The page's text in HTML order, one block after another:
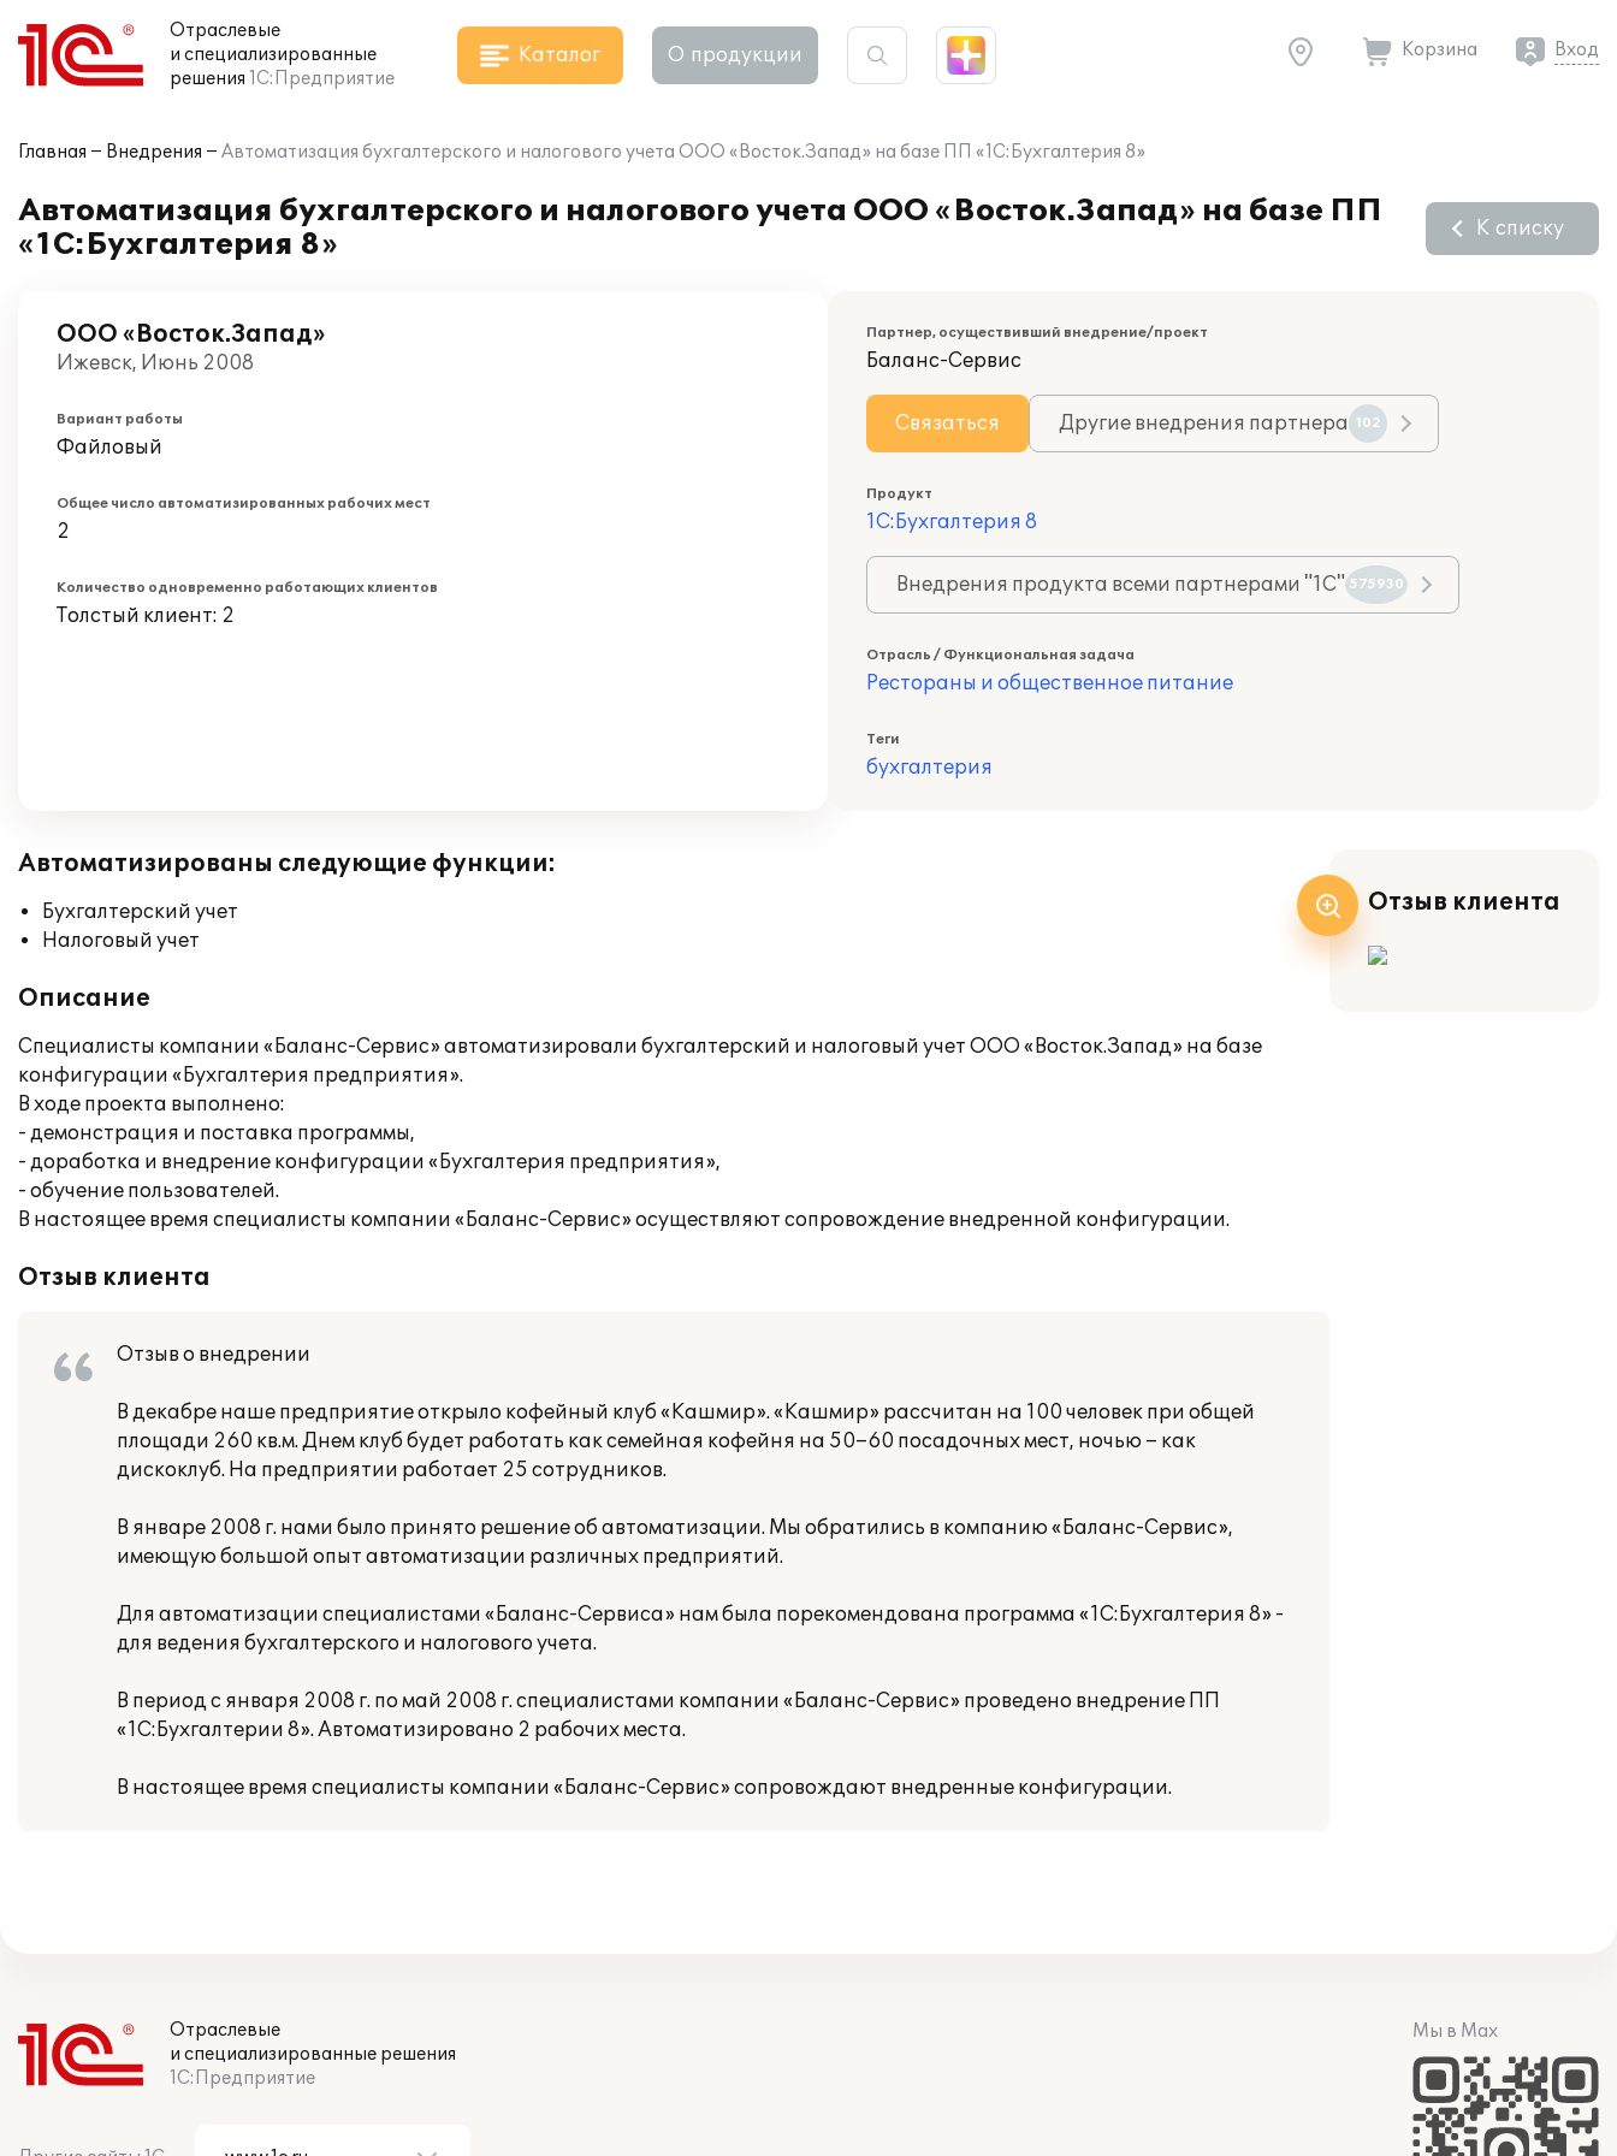
Отраслевые
и специализированные
решения 1С:Предприятие
Каталог О продукции Корзина Вход
Главная Внедрения Автоматизация бухгалтерского и налогового учета ООО «Восток.Запад» на базе ПП «1С:Бухгалтерия 8»
Автоматизация бухгалтерского и налогового учета ООО «Восток.Запад» на базе ПП
«1С:Бухгалтерия 8»
К списку
ООО «Восток.Запад»
Ижевск, Июнь 2008
Вариант работы
Файловый
Общее число автоматизированных рабочих мест
2
Количество одновременно работающих клиентов
Толстый клиент: 2
Партнер, осуществивший внедрение/проект
Баланс-Сервис
Связаться Другие внедрения партнера 102
Продукт
1С:Бухгалтерия 8
Внедрения продукта всеми партнерами "1С" 575930
Отрасль / Функциональная задача
Рестораны и общественное питание
Теги
бухгалтерия
Автоматизированы следующие функции:
Бухгалтерский учет
Налоговый учет
Описание
Специалисты компании «Баланс-Сервис» автоматизировали бухгалтерский и налоговый учет ООО «Восток.Запад» на базе
конфигурации «Бухгалтерия предприятия».
В ходе проекта выполнено:
- демонстрация и поставка программы,
- доработка и внедрение конфигурации «Бухгалтерия предприятия»,
- обучение пользователей.
В настоящее время специалисты компании «Баланс-Сервис» осуществляют сопровождение внедренной конфигурации.
Отзыв клиента
Отзыв о внедрении
В декабре наше предприятие открыло кофейный клуб «Кашмир». «Кашмир» рассчитан на 100 человек при общей
площади 260 кв.м. Днем клуб будет работать как семейная кофейня на 50–60 посадочных мест, ночью – как
дискоклуб. На предприятии работает 25 сотрудников.
В январе 2008 г. нами было принято решение об автоматизации. Мы обратились в компанию «Баланс-Сервис»,
имеющую большой опыт автоматизации различных предприятий.
Для автоматизации специалистами «Баланс-Сервиса» нам была порекомендована программа «1С:Бухгалтерия 8» -
для ведения бухгалтерского и налогового учета.
В период с января 2008 г. по май 2008 г. специалистами компании «Баланс-Сервис» проведено внедрение ПП
«1С:Бухгалтерии 8». Автоматизировано 2 рабочих места.
В настоящее время специалисты компании «Баланс-Сервис» сопровождают внедренные конфигурации.
Отзыв клиента
Отраслевые
и специализированные решения
1С:Предприятие
Мы в Max